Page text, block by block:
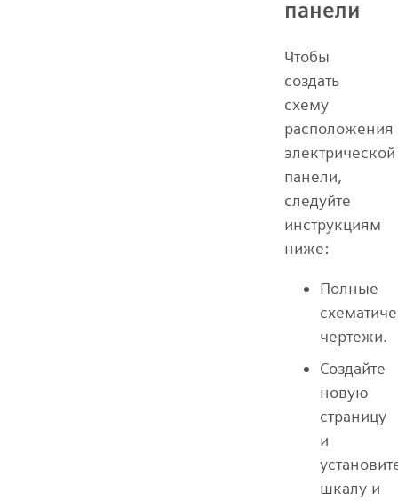
панели
Чтобы
создать
схему
расположения
электрической
панели,
следуйте
инструкциям
ниже:
Полные
чертежи.
Создайте
новую
страницу
и
шкалу и